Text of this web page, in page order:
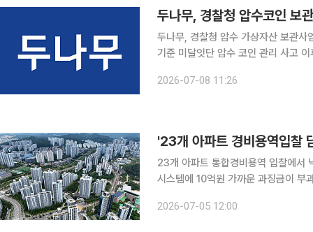
두나무, 경찰청 압수코인 보
두나무, 경찰청 압수 가상자산 보관
기준 미달잇단 압수 코인 관리 사고 이후 민간 수탁 필요
가 기술평가에서 가장 높은 점수를 받
2026-07-08 11:26
'23개 아파트 경비용역입찰
23개 아파트 통합경비용역 입찰에서
시스템에 10억원 가까운 과징금이 부과됐다. 공정거래위원회는 3일 2022년 11월
낙찰예정자와 투찰가격을 합의한 해
2026-07-05 12:00